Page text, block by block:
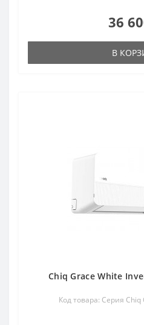
36
В
Chiq Grace White
Код товара: Серия